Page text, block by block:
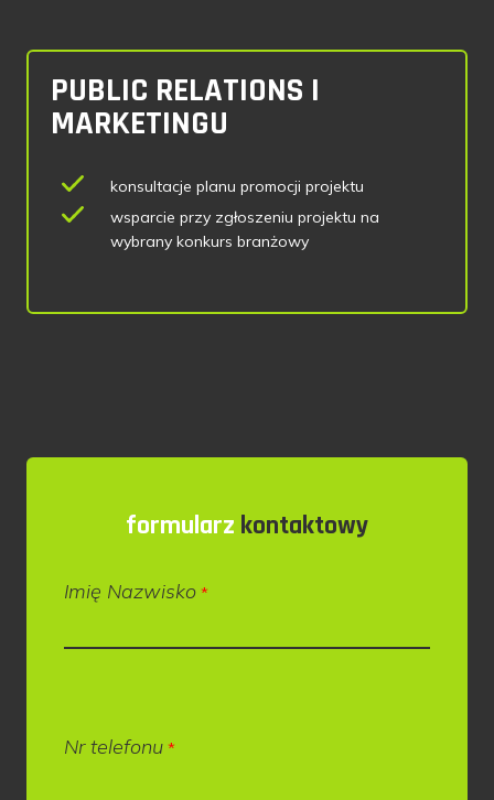
PUBLIC RELATIONS I
MARKETINGU
konsultacje planu promocji projektu
wsparcie przy zgłoszeniu projektu na
wybrany konkurs branżowy
formularz kontaktowy
Imię Nazwisko *
Nr telefonu *